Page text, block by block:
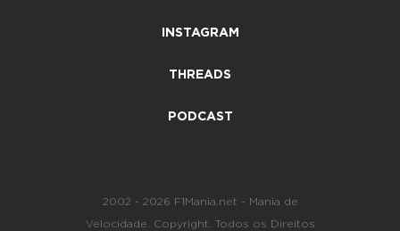
INSTAGRAM
THREADS
PODCAST
2002 - 2026 F1Mania.net - Mania de
Velocidade. Copyright. Todos os Direitos